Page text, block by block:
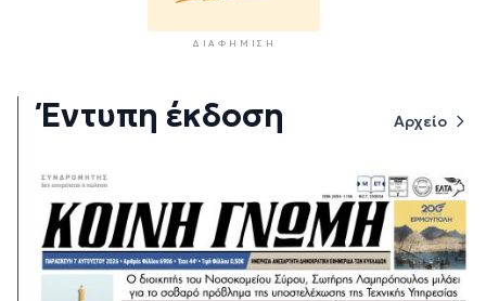
ΔΙΑΦΉΜΙΣΗ
Έντυπη έκδοση Αρχείο